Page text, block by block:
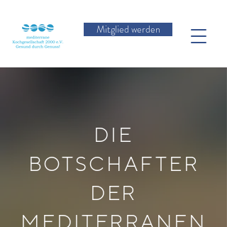
Mitglied werden
DIE
BOTSCHAFTER
DER